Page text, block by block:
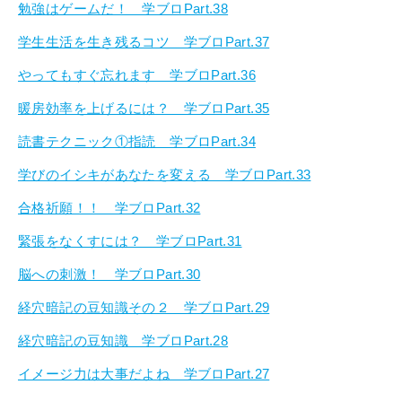
勉強はゲームだ！ 学ブロPart.38
学生生活を生き残るコツ 学ブロPart.37
やってもすぐ忘れます 学ブロPart.36
暖房効率を上げるには？ 学ブロPart.35
読書テクニック①指読 学ブロPart.34
学びのイシキがあなたを変える 学ブロPart.33
合格祈願！！ 学ブロPart.32
緊張をなくすには？ 学ブロPart.31
脳への刺激！ 学ブロPart.30
経穴暗記の豆知識その２ 学ブロPart.29
経穴暗記の豆知識 学ブロPart.28
イメージ力は大事だよね 学ブロPart.27